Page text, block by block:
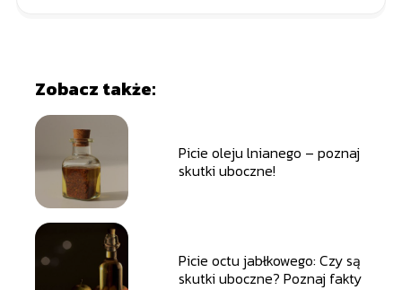
Zobacz także:
Picie oleju lnianego – poznaj
skutki uboczne!
Picie octu jabłkowego: Czy są
skutki uboczne? Poznaj fakty